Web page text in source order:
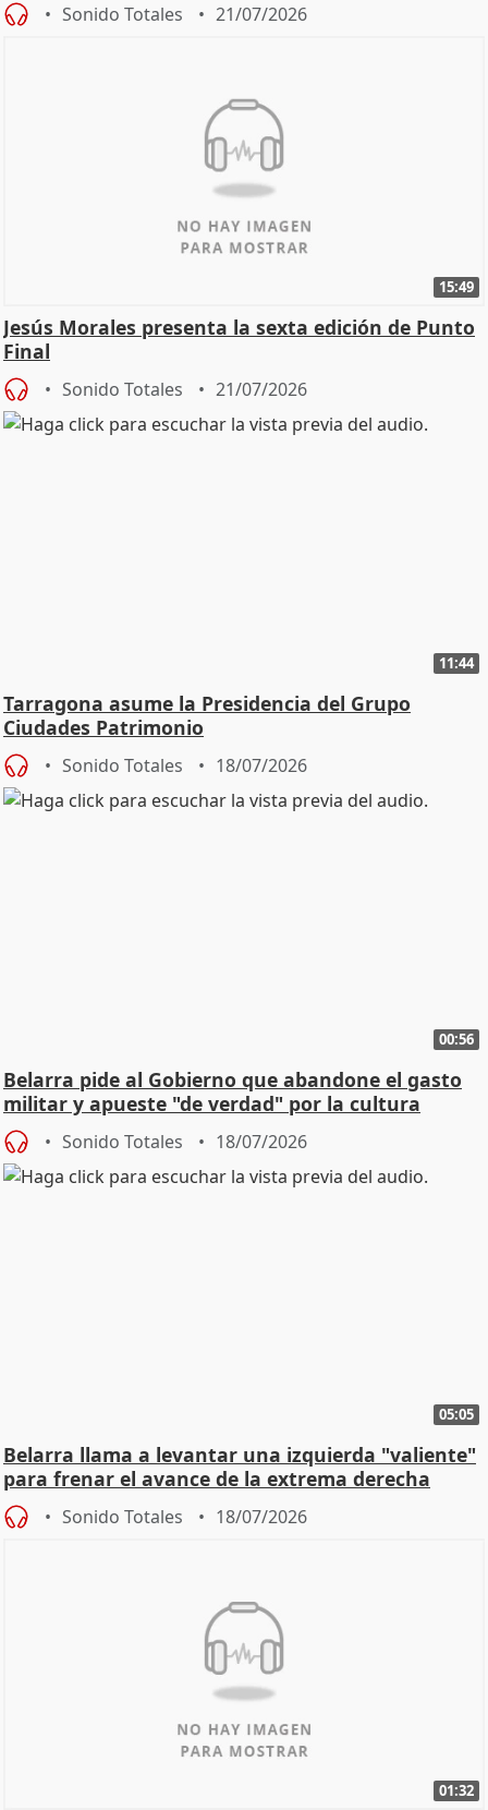
Sonido Totales 21/07/2026
15:49
Jesús Morales presenta la sexta edición de Punto
Final
Sonido Totales 21/07/2026
11:44
Tarragona asume la Presidencia del Grupo
Ciudades Patrimonio
Sonido Totales 18/07/2026
00:56
Belarra pide al Gobierno que abandone el gasto
militar y apueste "de verdad" por la cultura
Sonido Totales 18/07/2026
05:05
Belarra llama a levantar una izquierda "valiente"
para frenar el avance de la extrema derecha
Sonido Totales 18/07/2026
01:32